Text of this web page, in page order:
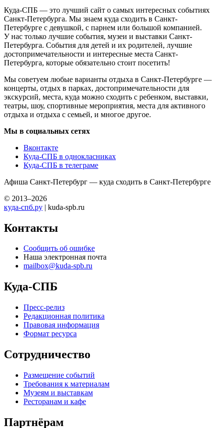
Куда-СПБ — это лучший сайт о самых интересных событиях
Санкт-Петербурга. Мы знаем куда сходить в Санкт-
Петербурге с девушкой, с парнем или большой компанией.
У нас только лучшие события, музеи и выставки Санкт-
Петербурга. События для детей и их родителей, лучшие
достопримечательности и интересные места Санкт-
Петербурга, которые обязательно стоит посетить!
Мы советуем любые варианты отдыха в Санкт-Петербурге —
концерты, отдых в парках, достопримечательности для
экскурсий, места, куда можно сходить с ребенком, выставки,
театры, шоу, спортивные мероприятия, места для активного
отдыха и отдыха с семьей, и многое другое.
Мы в социальных сетях
Вконтакте
Куда-СПБ в однокласниках
Куда-СПБ в телеграме
Афиша Санкт-Петербург — куда сходить в Санкт-Петербурге
© 2013–2026
куда-спб.ру | kuda-spb.ru
Контакты
Сообщить об ошибке
Наша электронная почта
mailbox@kuda-spb.ru
Куда-СПБ
Пресс-релиз
Редакционная политика
Правовая информация
Формат ресурса
Сотрудничество
Размещение событий
Требования к материалам
Музеям и выставкам
Ресторанам и кафе
Партнёрам